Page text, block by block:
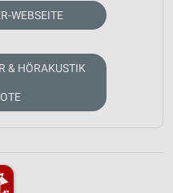
WEBSEITE
& HÖRAKUSTIK